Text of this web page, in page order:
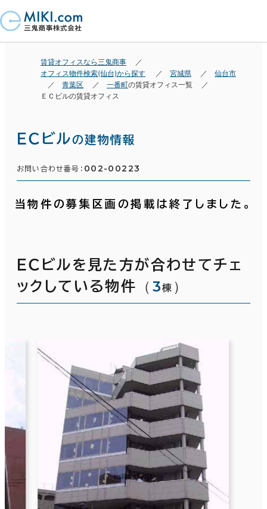
賃貸オフィスなら三鬼商事
オフィス物件検索(仙台)から探す
宮城県
仙台市
青葉区
一番町の賃貸オフィス一覧
ＥＣビルの賃貸オフィス
ＥＣビルの建物情報
お問い合わせ番号： 002-00223
当物件の募集区画の掲載は終了しました。
ＥＣビルを見た方が合わせてチェ
ックしている物件
（ 3棟 ）